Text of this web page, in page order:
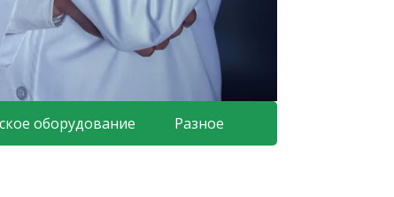
оборудование Разное